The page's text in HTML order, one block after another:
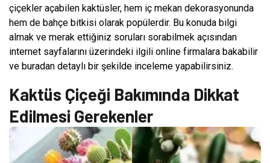
çiçekler açabilen kaktüsler, hem iç mekan dekorasyonunda
hem de bahçe bitkisi olarak popülerdir. Bu konuda bilgi
almak ve merak ettiğiniz soruları sorabilmek açısından
internet sayfalarını üzerindeki ilgili online firmalara bakabilir
ve buradan detaylı bir şekilde inceleme yapabilirsiniz.
Kaktüs Çiçeği Bakımında Dikkat
Edilmesi Gerekenler